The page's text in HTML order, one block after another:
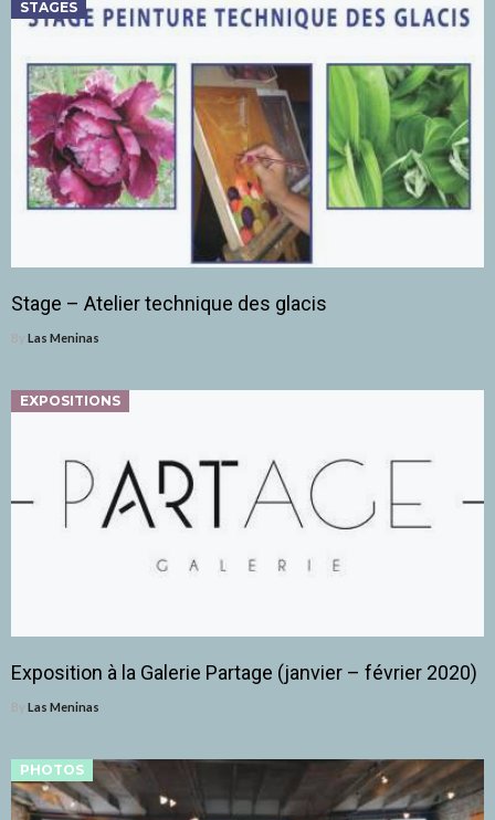
STAGES
Stage – Atelier technique des glacis
By Las Meninas
EXPOSITIONS
Exposition à la Galerie Partage (janvier – février 2020)
By Las Meninas
PHOTOS